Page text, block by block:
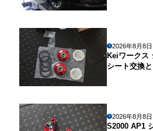
2026年8月8日
Keiワークス
シート交換
2026年8月8日
S2000 AP1